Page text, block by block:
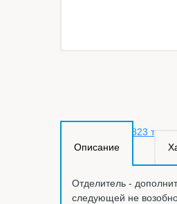
Описание
Отделитель -
следующей не